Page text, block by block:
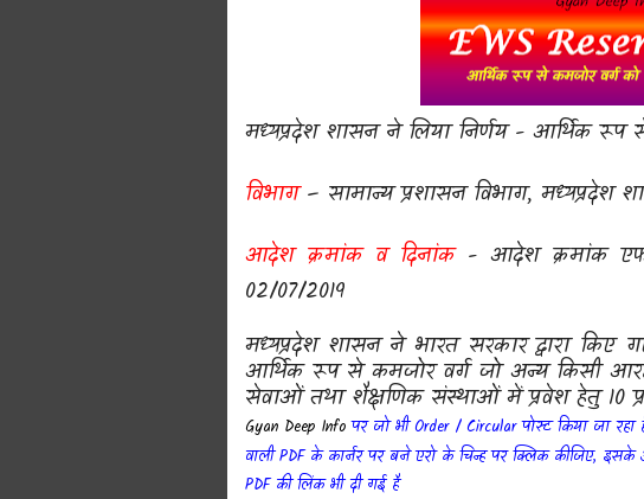
मध्यप्रदेश शासन ने लिया निर्णय - आर्थिक
विभाग– सामान्य प्रशासन विभाग, मध्यप्रदेश
आदेश क्रमांक व दिनांक- आदेश क्रमांक एफ-
02/07/2019
मध्यप्रदेश शासन ने भारत सरकार द्वारा
आर्थिक रूप से कमजोर वर्ग जो अन्य किसी
सेवाओं तथा शैक्षणिक संस्थाओं में प्रवेश हेतु 10
Gyan Deep Info पर जो भी Order / Circular पोस्ट किया जा
वाली PDF के कार्नर पर बने एरो के चिन्ह पर क्लिक कीजिए, इसके
PDFकी लिंक भी दी गई है